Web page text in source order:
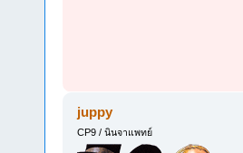
juppy
CP9 / นินจาแพทย์